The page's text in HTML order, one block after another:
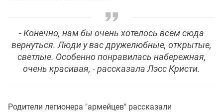
- Конечно, нам бы очень хотелось всем сюда
вернуться. Люди у вас дружелюбные, открытые,
светлые. Особенно понравилась набережная,
очень красивая, - рассказала Лэсс Кристи.
Родители легионера "армейцев" рассказали